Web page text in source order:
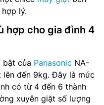
lý.
hợp cho gia đình 4
bật của Panasonic NA-
lên đến 9kg. Đây là mức
có từ 4 đến 6 thành
xuyên giặt số lượng